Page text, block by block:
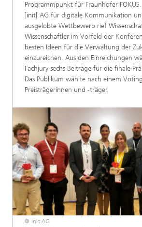
Programmpunkt für Fraunhofer
]init[ AG für digitale Kommunikation
ausgelobte Wettbewerb rief
Wissenschaftler im Vorfeld der
besten Ideen für die Verwaltung der
einzureichen. Aus den Einreichungen
Fachjury sechs Beiträge für die finale
Das Publikum wählte nach einem
Preisträgerinnen und -träger.
© Init AG